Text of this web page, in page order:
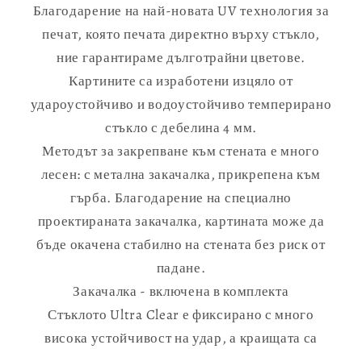
Благодарение на най-новата UV технология за
печат, която печата директно върху стъкло,
ние гарантираме дълготрайни цветове.
Картините са изработени изцяло от
удароустойчиво и водоустойчиво темперирано
стъкло с дебелина 4 мм.
Методът за закрепване към стената е много
лесен: с метална закачалка, прикрепена към
гърба. Благодарение на специално
проектираната закачалка, картината може да
бъде окачена стабилно на стената без риск от
падане.
Закачалка - включена в комплекта
Стъклото Ultra Clear е фиксирано с много
висока устойчивост на удар, а краищата са